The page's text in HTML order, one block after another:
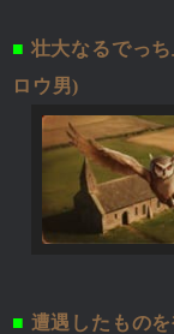
■ 壮大なるでっ
ロウ男)
■ 遭遇したもの